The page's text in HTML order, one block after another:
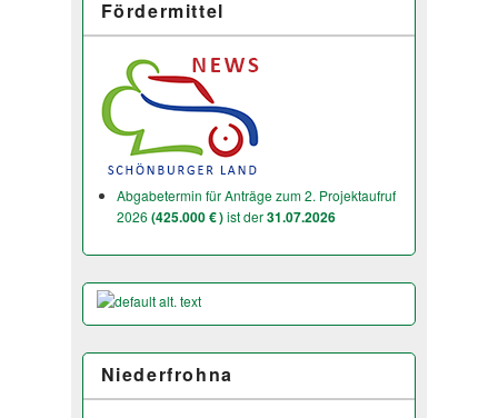
Fördermittel
Abgabetermin für Anträge zum 2. Projektaufruf
2026 (425.000 € )ist der31.07.2026
Niederfrohna